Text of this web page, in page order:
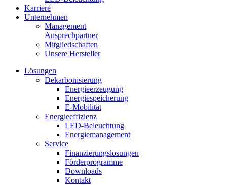
Karriere
Unternehmen
Management
Ansprechpartner
Mitgliedschaften
Unsere Hersteller
Lösungen
Dekarbonisierung
Energieerzeugung
Energiespeicherung
E-Mobilität
Energieeffizienz
LED-Beleuchtung
Energiemanagement
Service
Finanzierungslösungen
Förderprogramme
Downloads
Kontakt